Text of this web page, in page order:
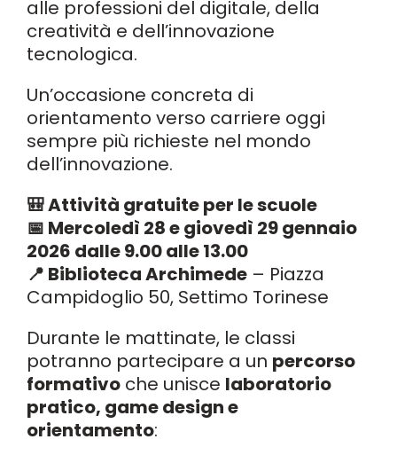
alle professioni del digitale, della
creatività e dell’innovazione
tecnologica.
Un’occasione concreta di
orientamento verso carriere oggi
sempre più richieste nel mondo
dell’innovazione.
🎒 Attività gratuite per le scuole
📅 Mercoledì 28 e giovedì 29 gennaio
2026 dalle 9.00 alle 13.00
📍 Biblioteca Archimede – Piazza
Campidoglio 50, Settimo Torinese
Durante le mattinate, le classi
potranno partecipare a un percorso
formativo che unisce laboratorio
pratico, game design e
orientamento: